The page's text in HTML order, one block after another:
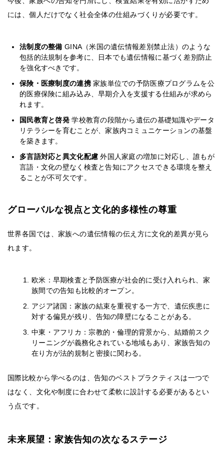
には、個人だけでなく社会全体の仕組みづくりが必要です。
法制度の整備 GINA（米国の遺伝情報差別禁止法）のような
包括的法規制を参考に、日本でも遺伝情報に基づく差別防止
を強化すべきです。
保険・医療制度の連携家族単位での予防医療プログラムを公
的医療保険に組み込み、早期介入を支援する仕組みが求めら
れます。
国民教育と啓発学校教育の段階から遺伝の基礎知識やデータ
リテラシーを育むことが、家族内コミュニケーションの基盤
を築きます。
多言語対応と異文化配慮外国人家庭の増加に対応し、誰もが
言語・文化の壁なく検査と告知にアクセスできる環境を整え
ることが不可欠です。
グローバルな視点と文化的多様性の尊重
世界各国では、家族への遺伝情報の伝え方に文化的差異が見ら
れます。
欧米：早期検査と予防医療が社会的に受け入れられ、家
族間での告知も比較的オープン。
アジア諸国：家族の結束を重視する一方で、遺伝疾患に
対する偏見が残り、告知の障壁になることがある。
中東・アフリカ：宗教的・倫理的背景から、結婚前スク
リーニングが義務化されている地域もあり、家族告知の
在り方が法的規制と密接に関わる。
国際比較から学べるのは、告知のベストプラクティスは一つで
はなく、文化や制度に合わせて柔軟に設計する必要があるとい
う点です。
未来展望：家族告知の次なるステージ